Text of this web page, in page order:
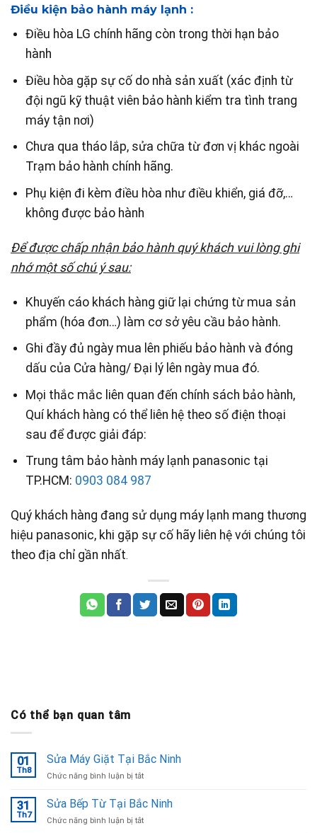
Điều kiện bảo hành máy lạnh :
Điều hòa LG chính hãng còn trong thời hạn bảo
hành
Điều hòa gặp sự cố do nhà sản xuất (xác định từ
đội ngũ kỹ thuật viên bảo hành kiểm tra tình trang
máy tận nơi)
Chưa qua tháo lắp, sửa chữa từ đơn vị khác ngoài
Trạm bảo hành chính hãng.
Phụ kiện đi kèm điều hòa như điều khiển, giá đỡ,…
không được bảo hành
Để được chấp nhận bảo hành quý khách vui lòng ghi
nhớ một số chú ý sau:
Khuyến cáo khách hàng giữ lại chứng từ mua sản
phẩm (hóa đơn…) làm cơ sở yêu cầu bảo hành.
Ghi đầy đủ ngày mua lên phiếu bảo hành và đóng
dấu của Cửa hàng/ Đại lý lên ngày mua đó.
Mọi thắc mắc liên quan đến chính sách bảo hành,
Quí khách hàng có thể liên hệ theo số điện thoại
sau để được giải đáp:
Trung tâm bảo hành máy lạnh panasonic tại
TP.HCM: 0903 084 987
Quý khách hàng đang sử dụng máy lạnh mang thương
hiệu panasonic, khi gặp sự cố hãy liên hệ với chúng tôi
theo địa chỉ gần nhất.
Có thể bạn quan tâm
01
Th8
Sửa Máy Giặt Tại Bắc Ninh
Chức năng bình luận bị tắtở
Máy
Tại
31
Th7
Sửa Bếp Từ Tại Bắc Ninh
Chức năng bình luận bị tắtở